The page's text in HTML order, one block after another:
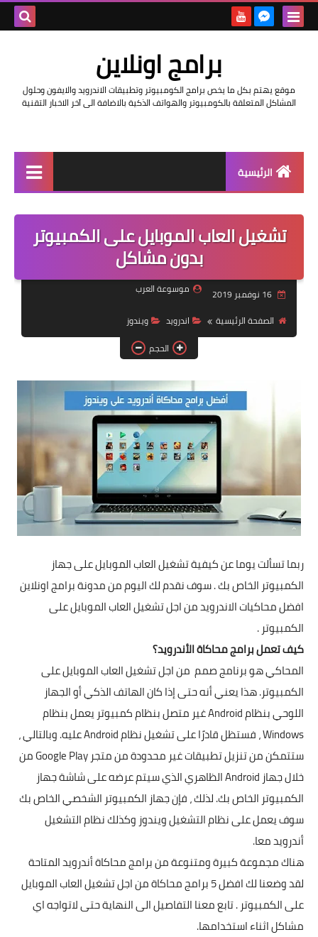
برامج اونلاين
موقع يهتم بكل ما يخص برامج الكومبيوتر وتطبيقات الاندرويد والايفون وحلول
المشاكل المتعلقة بالكومبيوتر والهواتف الذكية بالاضافة الى آخر الاخبار التقنية
الرئيسية
مراجعات
حماية
اندرويد
آيفون
ويندوز
دروس
انترنت
الربح من الانترنت
فيسبوك
مقالات
العاب
العملات الرقمية
تشغيل العاب الموبايل على الكمبيوتر
بدون مشاكل
16 نوفمبر 2019
موسوعة العرب
الصفحة الرئيسية
اندرويد
ويندوز
الحجم
ربما تسألت يوما عن كيفية تشغيل العاب الموبايل على جهاز
الكمبيوتر الخاص بك . سوف نقدم لك اليوم من مدونة برامج اونلاين
افضل محاكيات الاندرويد من اجل تشغيل العاب الموبايل على
الكمبيوتر .
كيف تعمل برامج محاكاة الأندرويد؟
المحاكي هو برنامج صمم من اجل تشغيل العاب الموبايل على
الكمبيوتر. هذا يعني أنه حتى إذا كان الهاتف الذكي أو الجهاز
اللوحي بنظام Android غير متصل بنظام كمبيوتر يعمل بنظام
Windows ، فستظل قادرًا على تشغيل نظام Android عليه. وبالتالي ،
ستتمكن من تنزيل تطبيقات غير محدودة من متجر Google Play من
خلال جهاز Android الظاهري الذي سيتم عرضه على شاشة جهاز
الكمبيوتر الخاص بك. لذلك ، فإن جهاز الكمبيوتر الشخصي الخاص بك
سوف يعمل على نظام التشغيل ويندوز وكذلك نظام التشغيل
أندرويد معا.
هناك مجموعة كبيرة ومتنوعة من برامج محاكاة أندرويد المتاحة
لقد وضعنا لك افضل 5 برامج محاكاة من اجل تشغيل العاب الموبايل
على الكمبيوتر . تابع معنا التفاصيل الى النهاية حتى لاتواجه اي
مشاكل اثناء استخدامها.